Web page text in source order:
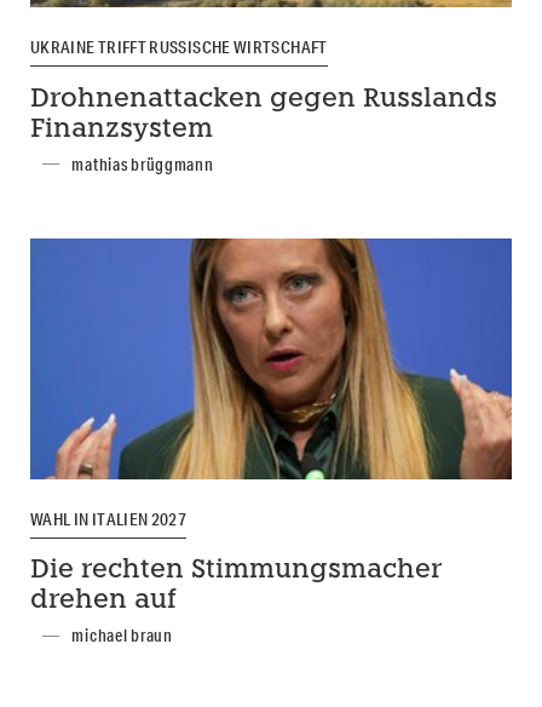
UKRAINE TRIFFT RUSSISCHE WIRTSCHAFT
Drohnenattacken gegen Russlands
Finanzsystem
mathias brüggmann
WAHL IN ITALIEN 2027
Die rechten Stimmungsmacher
drehen auf
michael braun